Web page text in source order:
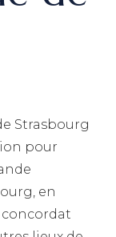
Strasbourg
pour
en